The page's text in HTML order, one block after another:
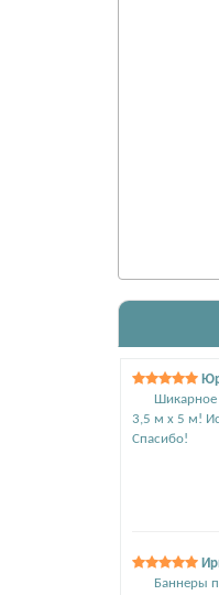
Шикарное
3,5 м х 5 м!
Спасибо!
Баннеры